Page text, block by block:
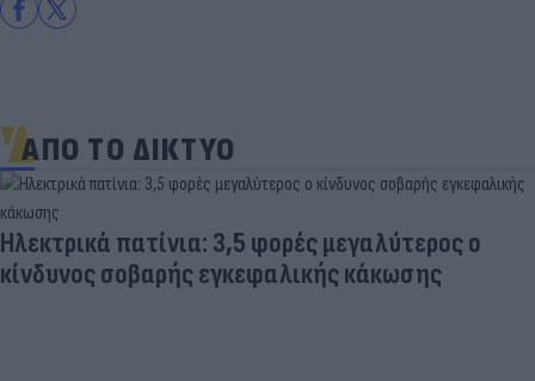
ΑΠΟ ΤΟ ΔΙΚΤΥΟ
Ηλεκτρικά πατίνια: 3,5 φορές μεγαλύτερος ο
κίνδυνος σοβαρής εγκεφαλικής κάκωσης